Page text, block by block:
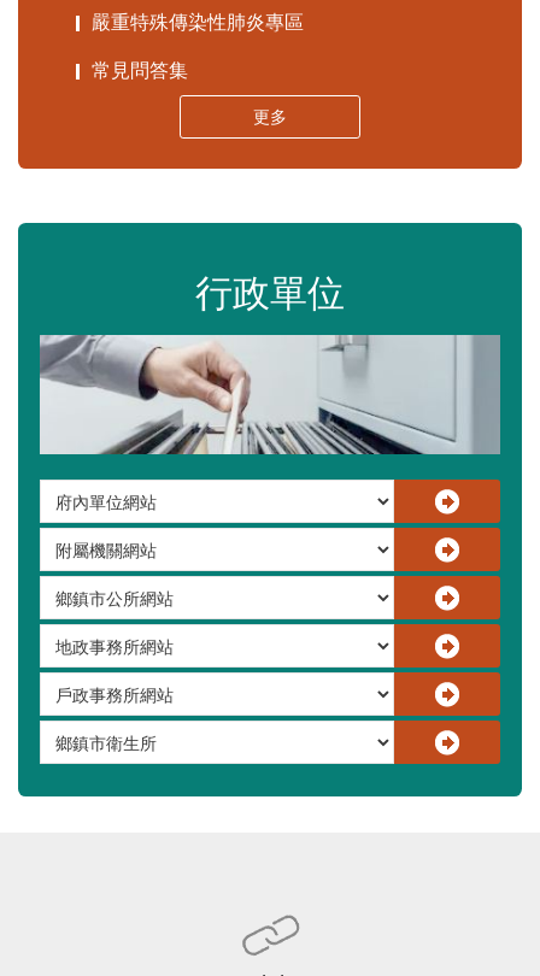
嚴重特殊傳染性肺炎專區
常見問答集
更多
行政單位